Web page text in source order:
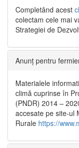
Completând acest
colectam cele mai
Strategiei de
Anunț pentru
Materialele
climă cuprinse în
(PNDR) 2014 –
accesate pe site-ul
Rurale https://